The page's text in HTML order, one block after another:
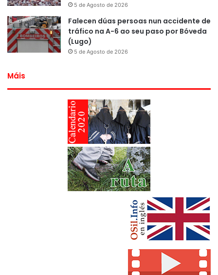
5 de Agosto de 2026
Falecen dúas persoas nun accidente de
tráfico na A-6 ao seu paso por Bóveda
(Lugo)
5 de Agosto de 2026
Máis